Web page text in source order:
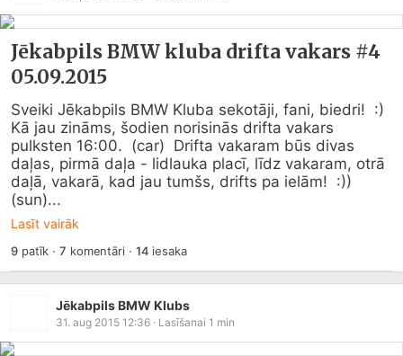
Jēkabpils BMW kluba drifta vakars #4
05.09.2015
Sveiki Jēkabpils BMW Kluba sekotāji, fani, biedri!  :)
Kā jau zināms, šodien norisinās drifta vakars
pulksten 16:00.  (car)  Drifta vakaram būs divas
daļas, pirmā daļa - lidlauka placī, līdz vakaram, otrā
daļā, vakarā, kad jau tumšs, drifts pa ielām!  :))
(sun)...
Lasīt vairāk
9patīk ·7 komentāri · 14 iesaka
Jēkabpils BMW Klubs
31. aug 2015 12:36 · Lasīšanai 1 min